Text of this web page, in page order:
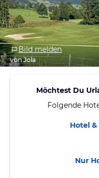
Bild melden
von Jola
Möchtest Du
Folgende
Hotel
Nur